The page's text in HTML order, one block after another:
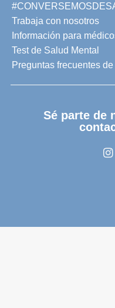
Trabaja con nosotros
Información para
Test de Salud Mental
Preguntas frecuentes
Sé parte de